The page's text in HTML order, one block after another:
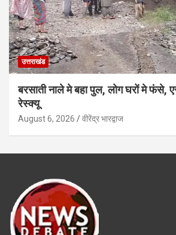
उत्तराखंड
बरसाती नाले मे बहा पुल, लोग घरों मे फंसे,
रेस्क्यू
August 6, 2026 वीरेंद्र भारद्वाज